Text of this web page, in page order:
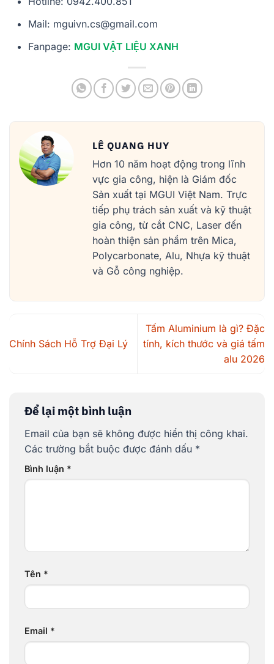
Mail: mguivn.cs@gmail.com
Fanpage: MGUI VẬT LIỆU XANH
LÊ QUANG HUY
Hơn 10 năm hoạt động trong lĩnh
vực gia công, hiện là Giám đốc
Sản xuất tại MGUI Việt Nam. Trực
tiếp phụ trách sản xuất và kỹ thuật
gia công, từ cắt CNC, Laser đến
hoàn thiện sản phẩm trên Mica,
Polycarbonate, Alu, Nhựa kỹ thuật
và Gỗ công nghiệp.
Chính Sách Hỗ Trợ Đại Lý
Tấm Aluminium là gì? Đặc
tính, kích thước và giá tấm
alu 2026
Để lại một bình luận
Email của bạn sẽ không được hiển thị công khai.
Các trường bắt buộc được đánh dấu *
Bình luận *
Tên *
Email *